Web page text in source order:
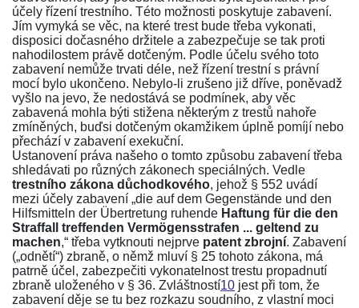
účely řízení trestního. Této možnosti poskytuje zabavení.
Jím vymyká se věc, na které trest bude třeba vykonati,
disposici dočasného držitele a zabezpečuje se tak proti
nahodilostem právě dotčeným. Podle účelu svého toto
zabavení nemůže trvati déle, než řízení trestní s právní
mocí bylo ukončeno. Nebylo-li zrušeno již dříve, poněvadž
vyšlo na jevo, že nedostává se podmínek, aby věc
zabavená mohla býti stižena některým z trestů nahoře
zmíněných, buďsi dotčeným okamžikem úplně pomíjí nebo
přechází v zabavení exekuční.
Ustanovení práva našeho o tomto způsobu zabavení třeba
shledávati po různých zákonech speciálných. Vedle
trestního zákona důchodkového, jehož § 552 uvádí
mezi účely zabavení „die auf dem Gegenstände und den
Hilfsmitteln der Übertretung ruhende Haftung für die den
Straffall treffenden Vermögensstrafen ... geltend zu
machen,“ třeba vytknouti nejprve patent zbrojní. Zabavení
(„odnětí“) zbraně, o němž mluví § 25 tohoto zákona, má
patrně účel, zabezpečiti vykonatelnost trestu propadnutí
zbraně uloženého v § 36. Zvláštností10 jest při tom, že
zabavení děje se tu bez rozkazu soudního, z vlastní moci